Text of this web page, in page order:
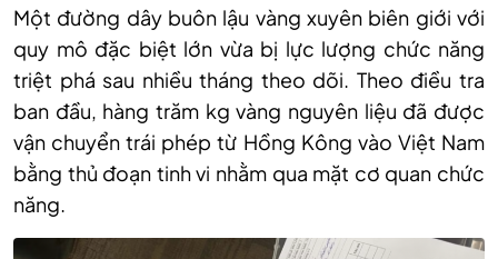
Một đường dây buôn lậu vàng xuyên biên giới với
quy mô đặc biệt lớn vừa bị lực lượng chức năng
triệt phá sau nhiều tháng theo dõi. Theo điều tra
ban đầu, hàng trăm kg vàng nguyên liệu đã được
vận chuyển trái phép từ Hồng Kông vào Việt Nam
bằng thủ đoạn tinh vi nhằm qua mặt cơ quan chức
năng.